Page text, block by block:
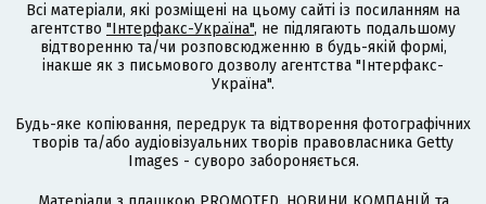
Всі матеріали, які розміщені на цьому сайті із посиланням на
агентство "Інтерфакс-Україна", не підлягають подальшому
відтворенню та/чи розповсюдженню в будь-якій формі,
інакше як з письмового дозволу агентства "Інтерфакс-
Україна".
Будь-яке копіювання, передрук та відтворення фотографічних
творів та/або аудіовізуальних творів правовласника Getty
Images - суворо забороняється.